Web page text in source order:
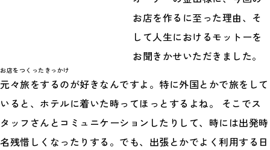
お店を作るに至った理由、そ
して人生におけるモットーを
お聞きかせいただきました。
お店をつくったきっかけ
元々旅をするのが好きなんですよ。特に外国とかで旅をして
いると、ホテルに着いた時ってほっとするよね。 そこでス
タッフさんとコミュニケーションしたりして、時には出発時
名残惜しくなったりする。でも、出張とかでよく利用する日